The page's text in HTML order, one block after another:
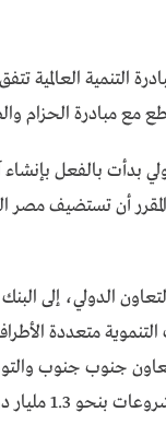
مع مبادرة الحزام
بدأت بالفعل
أن تستضيف مصر
الدولي، إلى
البنوك التنموية
جنوب جنوب
التمويل